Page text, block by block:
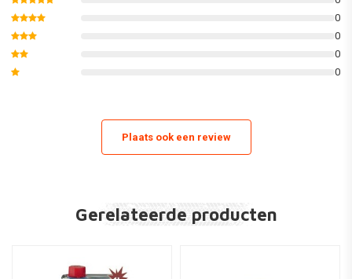
rechterkant uw motortype en bouwjaar te selecteren. Geschikt voor
orginele luchtfilter behuizing
Passend op:
RM125 K4,K5,K6,K7,K8,K9,L0,L1,L2 04-12
RM250 K3,K4,K5,K6,K7,K8,K9,L0,L1,L2 03-12
0
0
0
0
Plaats ook een review
Gerelateerde producten